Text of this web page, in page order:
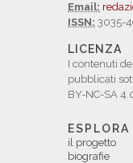
Email:
ISSN: 3035-
LICENZA
I contenuti
pubblicati
BY-NC-SA
il progetto
biografie